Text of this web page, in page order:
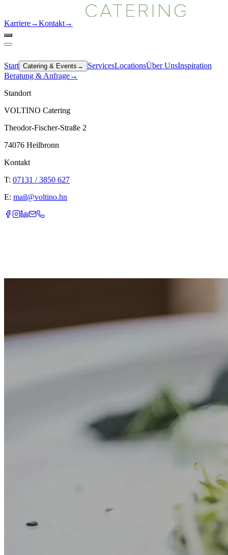
Karriere→Kontakt→
Start Catering & Events → ServicesLocationsÜber UnsInspiration
Beratung & Anfrage→
Standort
VOLTINO Catering
Theodor-Fischer-Straße 2
74076 Heilbronn
Kontakt
T: 07131 / 3850 627
E: mail@voltino.hn